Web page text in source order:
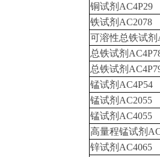
铜试剂AC4P29
铁试剂AC2078
可溶性总铁试剂
总铁试剂
总铁试剂
锰试剂AC4P54
锰试剂AC2055
锰试剂AC4055
高量程锰试剂
锌试剂AC4065